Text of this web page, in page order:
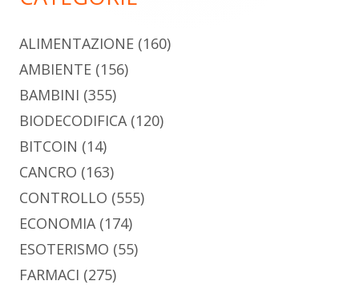
ALIMENTAZIONE (160)
AMBIENTE (156)
BAMBINI (355)
BIODECODIFICA (120)
BITCOIN (14)
CANCRO (163)
CONTROLLO (555)
ECONOMIA (174)
ESOTERISMO (55)
FARMACI (275)